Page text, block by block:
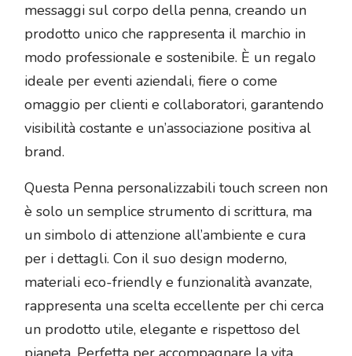
messaggi sul corpo della penna, creando un
prodotto unico che rappresenta il marchio in
modo professionale e sostenibile. È un regalo
ideale per eventi aziendali, fiere o come
omaggio per clienti e collaboratori, garantendo
visibilità costante e un’associazione positiva al
brand.
Questa Penna personalizzabili touch screen non
è solo un semplice strumento di scrittura, ma
un simbolo di attenzione all’ambiente e cura
per i dettagli. Con il suo design moderno,
materiali eco-friendly e funzionalità avanzate,
rappresenta una scelta eccellente per chi cerca
un prodotto utile, elegante e rispettoso del